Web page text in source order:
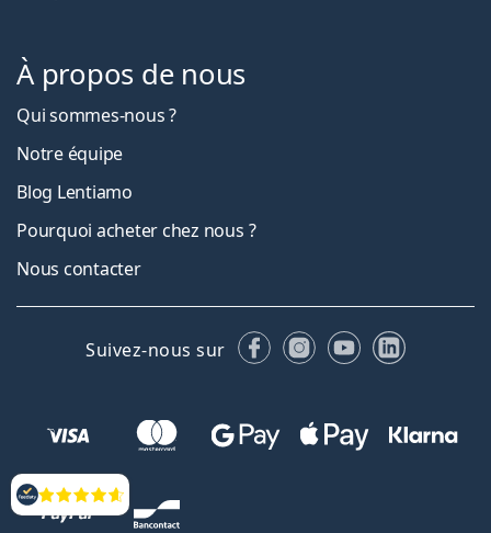
Évaluation
À propos de nous
Qui sommes-nous ?
Notre équipe
Blog Lentiamo
Pourquoi acheter chez nous ?
Nous contacter
Suivez-nous sur FacebookInstagram
YouTubeLinkedIn